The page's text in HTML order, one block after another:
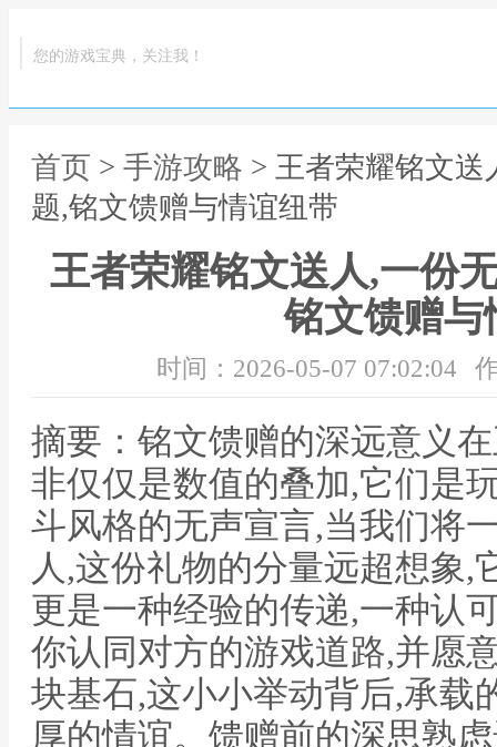
您的游戏宝典，关注我！
首页 > 手游攻略 > 王者荣耀铭文
题,铭文馈赠与情谊纽带
王者荣耀铭文送人,一份
铭文馈赠与
时间：2026-05-07 07:02:04
摘要：铭文馈赠的深远意义
非仅仅是数值的叠加,它们是
斗风格的无声宣言,当我们将
人,这份礼物的分量远超想象,
更是一种经验的传递,一种认
你认同对方的游戏道路,并愿
块基石,这小小举动背后,承载
厚的情谊。馈赠前的深思熟